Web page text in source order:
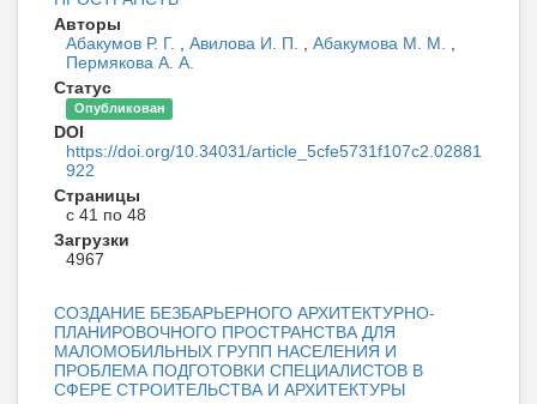
Авторы
Абакумов Р. Г. , Авилова И. П. , Абакумова М. М. ,
Пермякова А. А.
Статус
Опубликован
DOI
https://doi.org/10.34031/article_5cfe5731f107c2.02881
922
Страницы
с 41 по 48
Загрузки
4967
СОЗДАНИЕ БЕЗБАРЬЕРНОГО АРХИТЕКТУРНО-
ПЛАНИРОВОЧНОГО ПРОСТРАНСТВА ДЛЯ
МАЛОМОБИЛЬНЫХ ГРУПП НАСЕЛЕНИЯ И
ПРОБЛЕМА ПОДГОТОВКИ СПЕЦИАЛИСТОВ В
СФЕРЕ СТРОИТЕЛЬСТВА И АРХИТЕКТУРЫ